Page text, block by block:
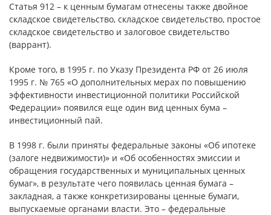
Статья 912 – к ценным бумагам отнесены также двойное
складское свидетельство, складское свидетельство, простое
складское свидетельство и залоговое свидетельство
(варрант).
Кроме того, в 1995 г. по Указу Президента РФ от 26 июля
1995 г. № 765 «О дополнительных мерах по повышению
эффективности инвестиционной политики Российской
Федерации» появился еще один вид ценных бума –
инвестиционный пай.
В 1998 г. были приняты федеральные законы «Об ипотеке
(залоге недвижимости)» и «Об особенностях эмиссии и
обращения государственных и муниципальных ценных
бумаг», в результате чего появилась ценная бумага –
закладная, а также конкретизированы ценные бумаги,
выпускаемые органами власти. Это – федеральные